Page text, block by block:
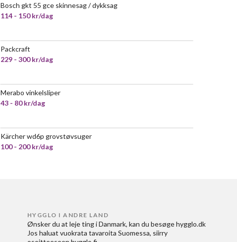
Bosch gkt 55 gce skinnesag / dykksag
114 - 150 kr/dag
Packcraft
229 - 300 kr/dag
Merabo vinkelsliper
43 - 80 kr/dag
Kärcher wd6p grovstøvsuger
100 - 200 kr/dag
HYGGLO I ANDRE LAND
Ønsker du at leje ting i Danmark, kan du besøge hygglo.dk
Jos haluat vuokrata tavaroita Suomessa, siirry